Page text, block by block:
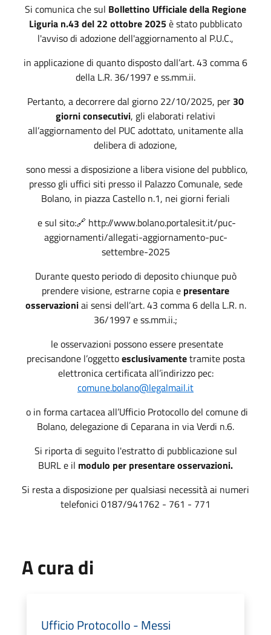
Si comunica che sul Bollettino Ufficiale della Regione
Liguria n.43 del 22 ottobre 2025è stato pubblicato
l'avviso di adozione dell'aggiornamento al P.U.C.,
in applicazione di quanto disposto dall’art. 43 comma 6
della L.R. 36/1997 e ss.mm.ii.
Pertanto, a decorrere dal giorno 22/10/2025, per 30
giorni consecutivi, gli elaborati relativi
all’aggiornamento del PUC adottato, unitamente alla
delibera di adozione,
sono messi a disposizione a libera visione del pubblico,
presso gli uffici siti presso il Palazzo Comunale, sede
Bolano, in piazza Castello n.1, nei giorni feriali
e sul sito:🔗 http://www.bolano.portalesit.it/puc-
aggiornamenti/allegati-aggiornamento-puc-
settembre-2025
Durante questo periodo di deposito chiunque può
prendere visione, estrarne copia e presentare
osservazioniai sensi dell’art. 43 comma 6 della L.R. n.
36/1997 e ss.mm.ii.;
le osservazioni possono essere presentate
precisandone l’oggettoesclusivamentetramite posta
elettronica certificata all’indirizzo pec:
comune.bolano@legalmail.it
o in forma cartacea all’Ufficio Protocollo del comune di
Bolano, delegazione di Ceparana in via Verdi n.6.
Si riporta di seguito l'estratto di pubblicazione sul
BURL e il modulo per presentare osservazioni.
Si resta a disposizione per qualsiasi necessità ai numeri
telefonici 0187/941762 - 761 - 771
A cura di
Ufficio Protocollo - Messi